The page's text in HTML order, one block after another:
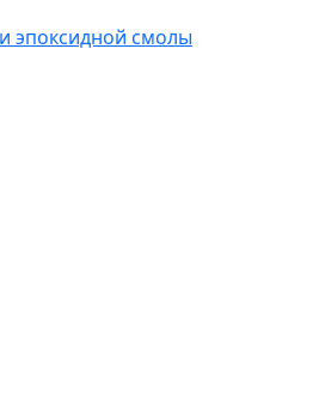
эпоксидной смолы